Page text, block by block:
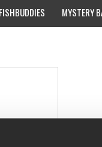
FISHBUDDIES MYSTERY